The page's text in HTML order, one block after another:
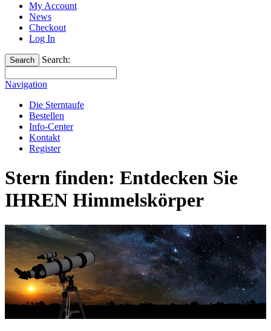
My Account
News
Checkout
Log In
Search Search:
Navigation
Die Sterntaufe
Bestellen
Info-Center
Kontakt
Register
Stern finden: Entdecken Sie
IHREN Himmelskörper